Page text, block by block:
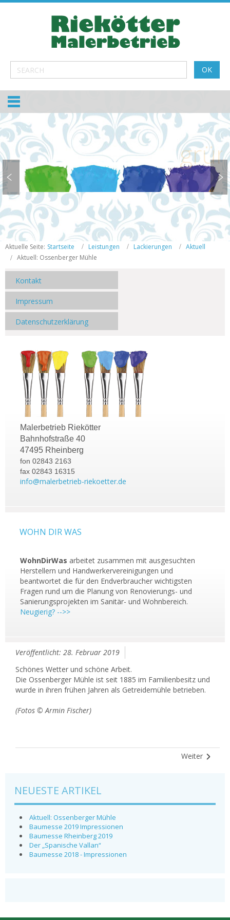
grün, blau,
Aktuelle Seite: Startseite Leistungen Lackierungen
Aktuell
Aktuell: Ossenberger Mühle
Kontakt
Impressum
Datenschutzerklärung
Malerbetrieb Riekötter
Bahnhofstraße 40
47495 Rheinberg
fon 02843 2163
fax 02843 16315
info@malerbetrieb-riekoetter.de
WOHN DIR WAS
WohnDirWas arbeitet zusammen mit ausgesuchten
Herstellern und Handwerkervereinigungen und
beantwortet die für den Endverbraucher wichtigsten
Fragen rund um die Planung von Renovierungs- und
Sanierungsprojekten im Sanitär- und Wohnbereich.
Neugierig? -->>
Veröffentlicht: 28. Februar 2019
Schönes Wetter und schöne Arbeit.
Die Ossenberger Mühle ist seit 1885 im Familienbesitz und
wurde in ihren frühen Jahren als Getreidemühle betrieben.
(Fotos © Armin Fischer)
Weiter
NEUESTE ARTIKEL
Aktuell: Ossenberger Mühle
Baumesse 2019 Impressionen
Baumesse Rheinberg 2019
Der „Spanische Vallan“
Baumesse 2018 - Impressionen